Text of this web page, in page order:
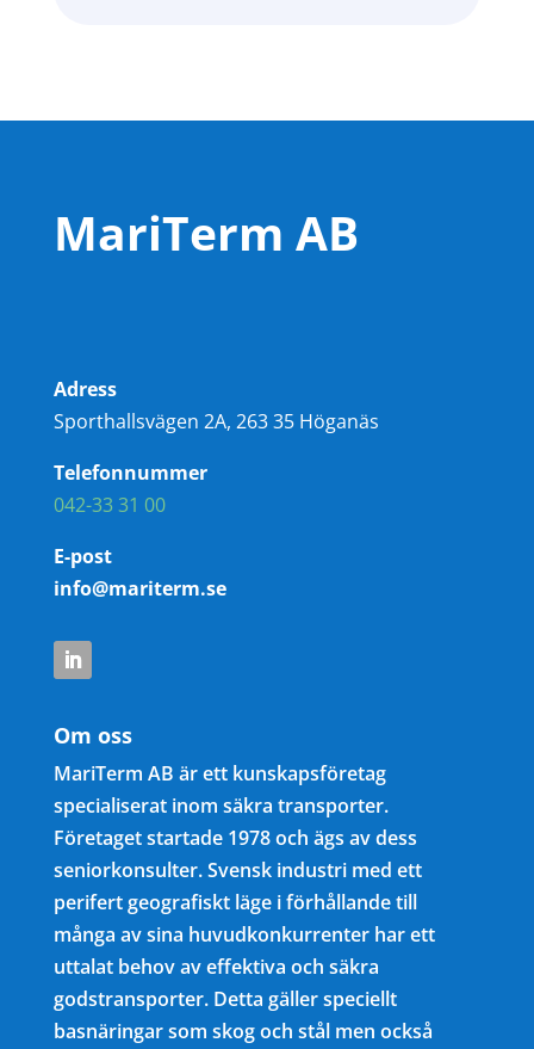
MariTerm AB
Adress
Sporthallsvägen 2A, 263 35 Höganäs
Telefonnummer
042-33 31 00
E-post
info@mariterm.se
Om oss
MariTerm AB är ett kunskapsföretag
specialiserat inom säkra transporter.
Företaget startade 1978 och ägs av dess
seniorkonsulter. Svensk industri med ett
perifert geografiskt läge i förhållande till
många av sina huvudkonkurrenter har ett
uttalat behov av effektiva och säkra
godstransporter. Detta gäller speciellt
basnäringar som skog och stål men också